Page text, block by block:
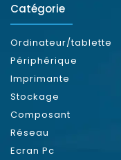
Catégorie
Ordinateur/tablette
Périphérique
Imprimante
Stockage
Composant
Réseau
Ecran Pc